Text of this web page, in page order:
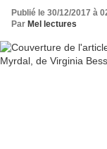
Publié le 30/12/2017 à
Par Mel lectures